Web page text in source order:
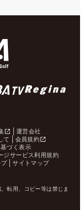
運営会社
て
会員規約
づく表示
ジサービス利用規約
サイトマップ
転用、コピー等は禁じま